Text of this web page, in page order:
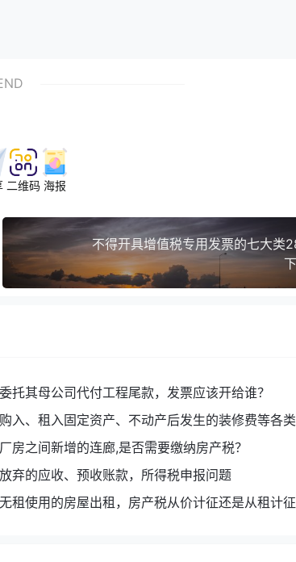
二维码 海报
不得开具增值税专用发票的七大类
委托其母公司代付工程尾款，发票应该开给谁？
购入、租入固定资产、不动产后发生的装修费等各
项抵扣问题的执行口径
厂房之间新增的连廊,是否需要缴纳房产税？
放弃的应收、预收账款，所得税申报问题
无租使用的房屋出租，房产税从价计征还是从租计征